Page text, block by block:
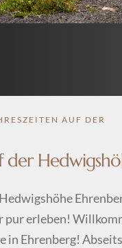
AUF DER
der
pur erleben!
in Ehrenberg!